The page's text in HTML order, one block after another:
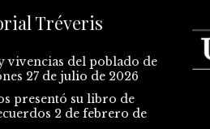
Tréveris
vivencias del poblado de
27 de julio de 2026
presentó su libro de
2 de febrero de